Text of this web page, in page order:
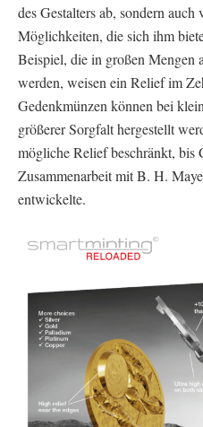
des Gestalters ab, sondern auch
Möglichkeiten, die sich ihm
Beispiel, die in großen Mengen
werden, weisen ein Relief im
Gedenkmünzen können bei
größerer Sorgfalt hergestellt
mögliche Relief beschränkt, bis
Zusammenarbeit mit B. H.
entwickelte.